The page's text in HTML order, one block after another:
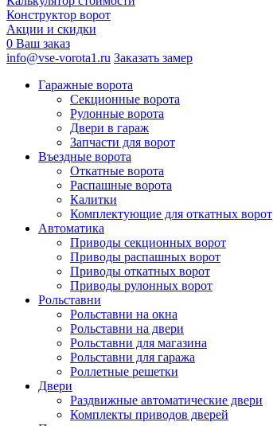
Конструктор ворот
Акции и скидки
0 Ваш заказ
info@vse-vorota1.ru Заказать замер
Гаражные ворота
Секционные ворота
Рулонные ворота
Двери в гараж
Запчасти для ворот
Въездные ворота
Откатные ворота
Распашные ворота
Калитки
Комплектующие для откатных ворот
Автоматика
Приводы секционных ворот
Приводы распашных ворот
Приводы откатных ворот
Приводы рулонных ворот
Рольставни
Рольставни на окна
Рольставни на двери
Рольставни для магазина
Рольставни для гаража
Роллетные решетки
Двери
Раздвижные автоматические двери
Комплекты приводов дверей